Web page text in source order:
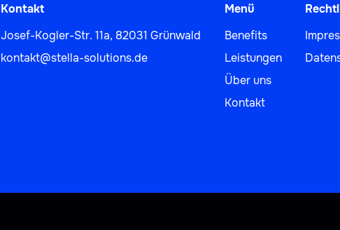
Kontakt
Josef-Kogler-Str. 11a, 82031 Grünwald
kontakt@stella-solutions.de
Menü
Benefits
Leistungen
Über uns
Kontakt